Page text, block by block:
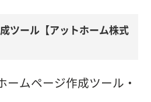
ツール【アットホーム株式